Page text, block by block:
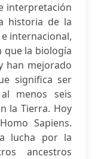
interpretación
historia de la
internacional,
que la biología
han mejorado
significa ser
al menos seis
la Tierra. Hoy
Sapiens.
lucha por la
ancestros